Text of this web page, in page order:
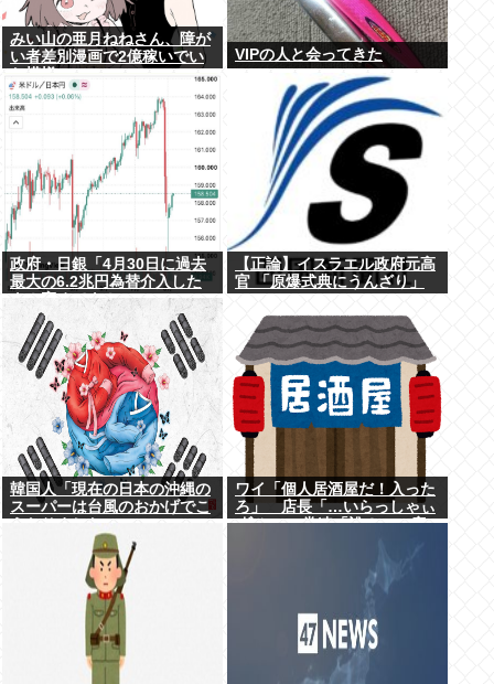
みい山の亜月ねねさん、障が
い者差別漫画で2億稼いでい
VIPの人と会ってきた
政府・日銀「4月30日に過去
最大の6.2兆円為替介入した
よ！褒めてよ！」
【正論】イスラエル政府元高
官 「原爆式典にうんざり」
韓国人「現在の日本の沖縄の
スーパーは台風のおかげでこ
ワイ「個人居酒屋だ！入った
ろ」 店長「…いらっしゃぃ
(ﾎﾞｿｯ」 常連「誰？」 店